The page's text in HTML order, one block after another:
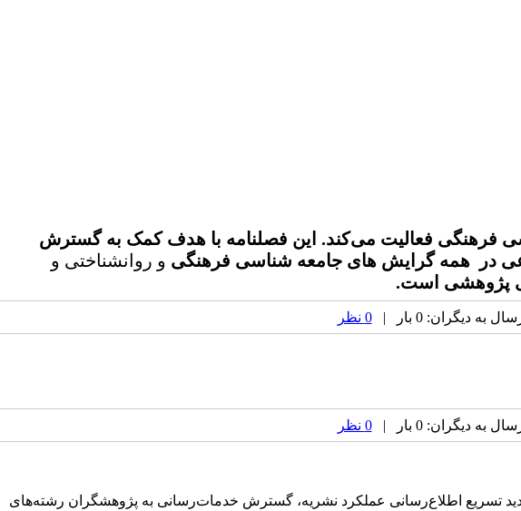
فرهنگی فعالیت می‌‌کند. این فصلنامه با هدف کمک به گسترش
در همه گرایش های جامعه شناسی فرهنگی و روانشناختی و
پژوهشی است.
به دیگران: 0 بار | 0 نظر
به دیگران: 0 بار | 0 نظر
جدید تسریع اطلاع‌رسانی عملکرد نشریه، گسترش خدمات‌رسانی به پژوهشگران رشته‌های